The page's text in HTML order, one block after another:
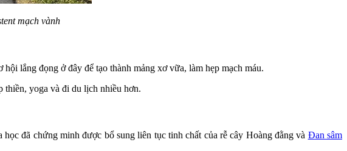
mạch vành
lắng đọng ở đây để tạo thành mảng xơ vữa, làm hẹp mạch máu.
thiền, yoga và đi du lịch nhiều hơn.
đã chứng minh được bổ sung liên tục tinh chất của rễ cây Hoàng đằng và Đan sâm